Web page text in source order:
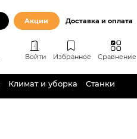
Акции Доставка и оплата
Войти Избранное Сравнение
Климат и уборка Станки